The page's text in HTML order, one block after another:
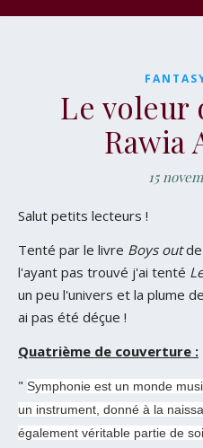
Le voleur
Rawia
15
Salut petits lecteurs !
Tenté par le livre Boys outde
l'ayant pas trouvé j'ai tenté
un peu l'univers et la plume
ai pas été déçue !
Quatrième de couverture :
" Symphonie est un monde
un instrument, donné à la
également véritable partie de